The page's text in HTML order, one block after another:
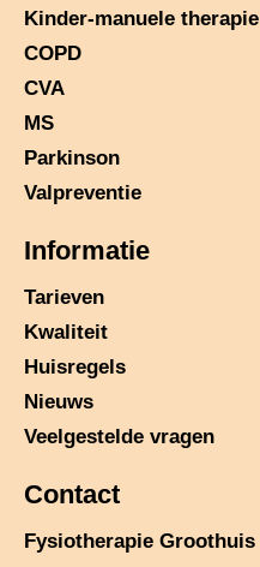
Kinder-manuele therapie
COPD
CVA
MS
Parkinson
Valpreventie
Informatie
Tarieven
Kwaliteit
Huisregels
Nieuws
Veelgestelde vragen
Contact
Fysiotherapie Groothuis